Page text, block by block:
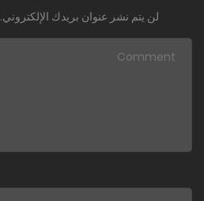
لن يتم نشر عنوان بريدك الإلكتروني.